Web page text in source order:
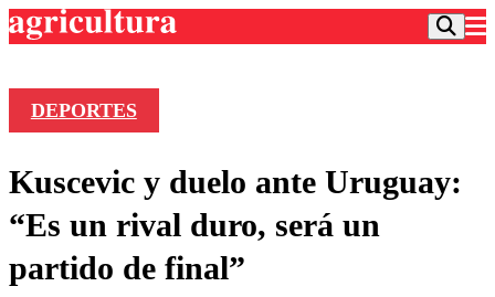
Frecuencias
Agricultura TV
Deportes
Colo Colo
Entretención
DEPORTES
Kuscevic y duelo ante Uruguay:
“Es un rival duro, será un
partido de final”